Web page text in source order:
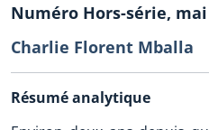
Numéro Hors-série, mai
Charlie Florent Mballa
Résumé analytique